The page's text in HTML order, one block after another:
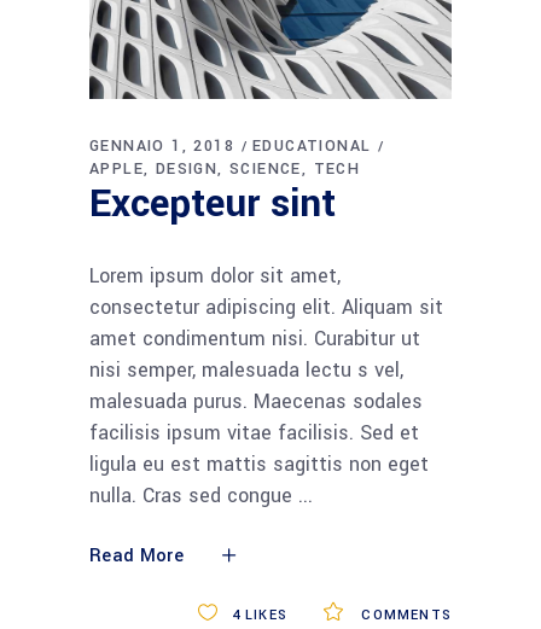
GENNAIO 1, 2018
EDUCATIONAL
APPLE
DESIGN SCIENCE TECH
Excepteur sint
Lorem ipsum dolor sit amet,
consectetur adipiscing elit. Aliquam sit
amet condimentum nisi. Curabitur ut
nisi semper, malesuada lectu s vel,
malesuada purus. Maecenas sodales
facilisis ipsum vitae facilisis. Sed et
ligula eu est mattis sagittis non eget
nulla. Cras sed congue
Read More
COMMENTS
4LIKES